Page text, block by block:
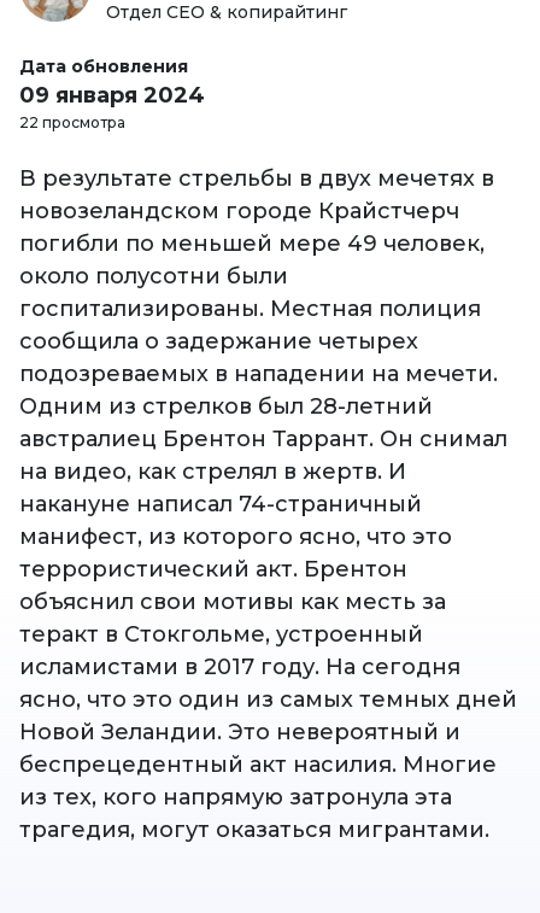
Отдел СЕО & копирайтинг
Дата обновления
09 января 2024
22 просмотра
В результате стрельбы в двух мечетях в
новозеландском городе Крайстчерч
погибли по меньшей мере 49 человек,
около полусотни были
госпитализированы. Местная полиция
сообщила о задержание четырех
подозреваемых в нападении на мечети.
Одним из стрелков был 28-летний
австралиец Брентон Таррант. Он снимал
на видео, как стрелял в жертв. И
накануне написал 74-страничный
манифест, из которого ясно, что это
террористический акт. Брентон
объяснил свои мотивы как месть за
теракт в Стокгольме, устроенный
исламистами в 2017 году. На сегодня
ясно, что это один из самых темных дней
Новой Зеландии. Это невероятный и
беспрецедентный акт насилия. Многие
из тех, кого напрямую затронула эта
трагедия, могут оказаться мигрантами.